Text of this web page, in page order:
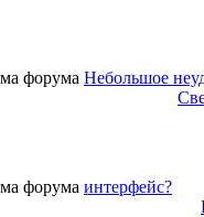
Небольшое
интерфейс?